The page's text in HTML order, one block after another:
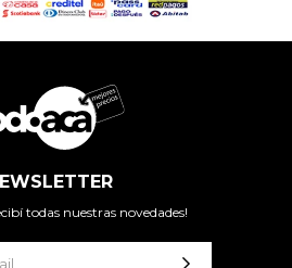
todas nuestras novedades!